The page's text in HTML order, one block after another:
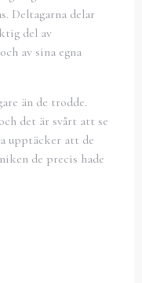
Deltagarna delar
del av
av sina egna
än de trodde.
det är svårt att se
upptäcker att de
de precis hade